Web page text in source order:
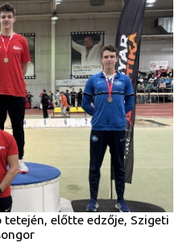
előtte edzője, Szigeti